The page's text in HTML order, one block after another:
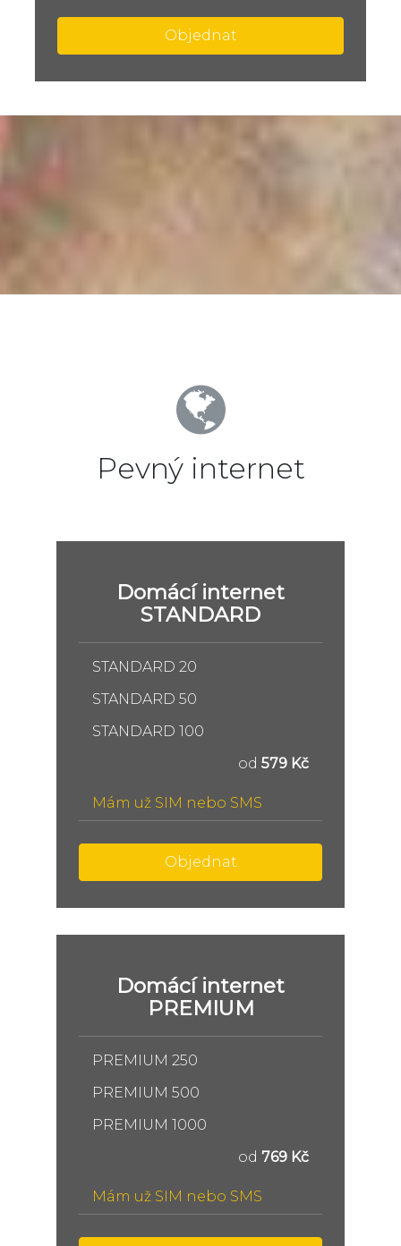
Objednat
Pevný internet
Domácí internet
STANDARD
STANDARD 20
STANDARD 50
STANDARD 100
od 579 Kč
Mám už SIM nebo SMS
Objednat
Domácí internet
PREMIUM
PREMIUM 250
PREMIUM 500
PREMIUM 1000
od 769 Kč
Mám už SIM nebo SMS